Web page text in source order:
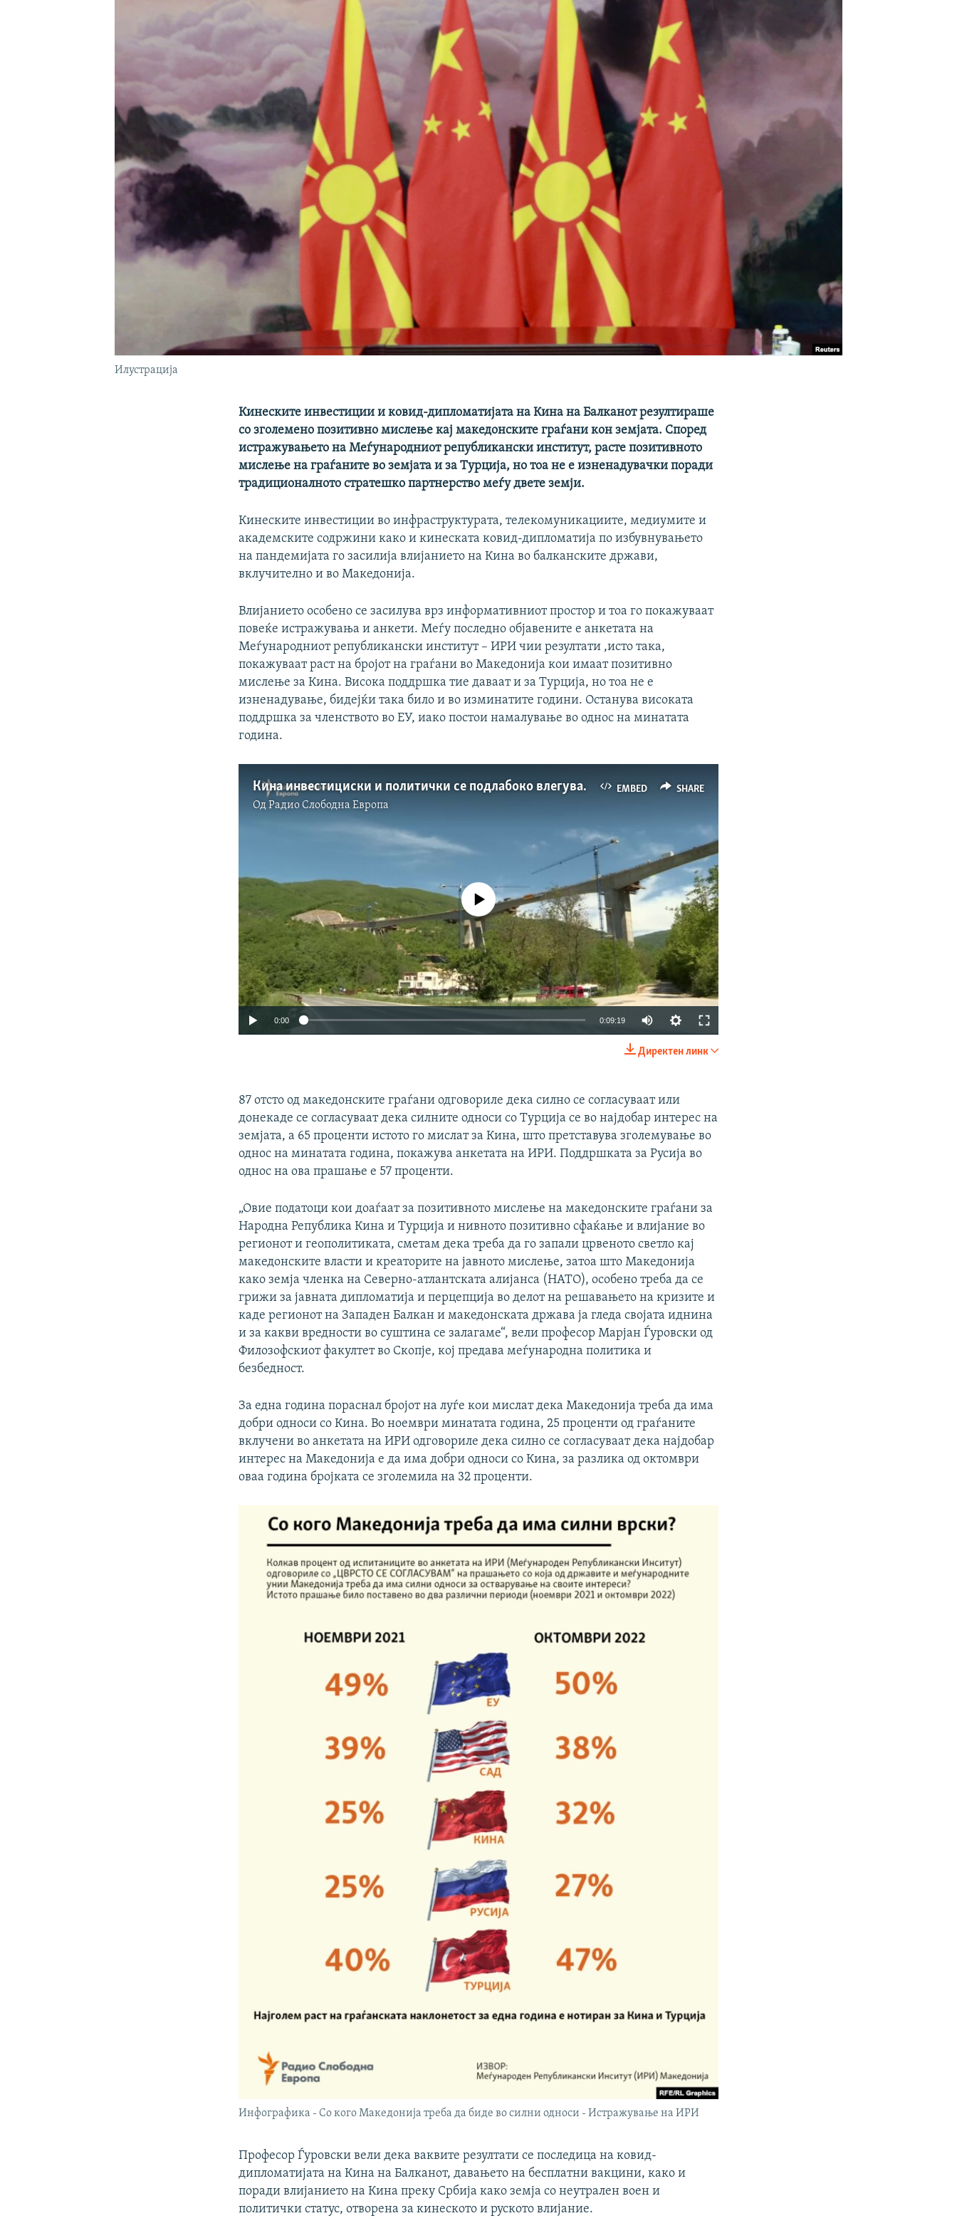
Илустрација
Кинеските инвестиции и ковид-дипломатијата на Кина на Балканот резултираше
со зголемено позитивно мислење кај македонските граѓани кон земјата. Според
истражувањето на Меѓународниот републикански институт, расте позитивното
мислење на граѓаните во земјата и за Турција, но тоа не е изненадувачки поради
традиционалното стратешко партнерство меѓу двете земји.
Кинеските инвестиции во инфраструктурата, телекомуникациите, медиумите и
академските содржини како и кинеската ковид-дипломатија по избувнувањето
на пандемијата го засилија влијанието на Кина во балканските држави,
вклучително и во Македонија.
Влијанието особено се засилува врз информативниот простор и тоа го покажуваат
повеќе истражувања и анкети. Меѓу последно објавените е анкетата на
Меѓународниот републикански институт – ИРИ чии резултати ,исто така,
покажуваат раст на бројот на граѓани во Македонија кои имаат позитивно
мислење за Кина. Висока поддршка тие даваат и за Турција, но тоа не е
изненадување, бидејќи така било и во изминатите години. Останува високата
поддршка за членството во ЕУ, иако постои намалување во однос на минатата
година.
EMBED SHARE
Кина инвестициски и политички се подлабоко влегува во Европа
ОдРадио Слободна Eвропа
SHARE
No media source currently available
0:00 0:09:19
Директен линк
87 отсто од македонските граѓани одговориле дека силно се согласуваат или
донекаде се согласуваат дека силните односи со Турција се во најдобар интерес на
земјата, а 65 проценти истото го мислат за Кина, што претставува зголемување во
однос на минатата година, покажува анкетата на ИРИ. Поддршката за Русија во
однос на ова прашање е 57 проценти.
„Овие податоци кои доаѓаат за позитивното мислење на македонските граѓани за
Народна Република Кина и Турција и нивното позитивно сфаќање и влијание во
регионот и геополитиката, сметам дека треба да го запали црвеното светло кај
македонските власти и креаторите на јавното мислење, затоа што Македонија
како земја членка на Северно-атлантската алијанса (НАТО), особено треба да се
грижи за јавната дипломатија и перцепција во делот на решавањето на кризите и
каде регионот на Западен Балкан и македонската држава ја гледа својата иднина
и за какви вредности во суштина се залагаме“, вели професор Марјан Ѓуровски од
Филозофскиот факултет во Скопје, кој предава меѓународна политика и
безбедност.
За една година пораснал бројот на луѓе кои мислат дека Македонија треба да има
добри односи со Кина. Во ноември минатата година, 25 проценти од граѓаните
вклучени во анкетата на ИРИ одговориле дека силно се согласуваат дека најдобар
интерес на Македонија е да има добри односи со Кина, за разлика од октомври
оваа година бројката се зголемила на 32 проценти.
Инфографика - Со кого Македонија треба да биде во силни односи - Истражување на ИРИ
Професор Ѓуровски вели дека ваквите резултати се последица на ковид-
дипломатијата на Кина на Балканот, давањето на бесплатни вакцини, како и
поради влијанието на Кина преку Србија како земја со неутрален воен и
политички статус, отворена за кинеското и руското влијание.